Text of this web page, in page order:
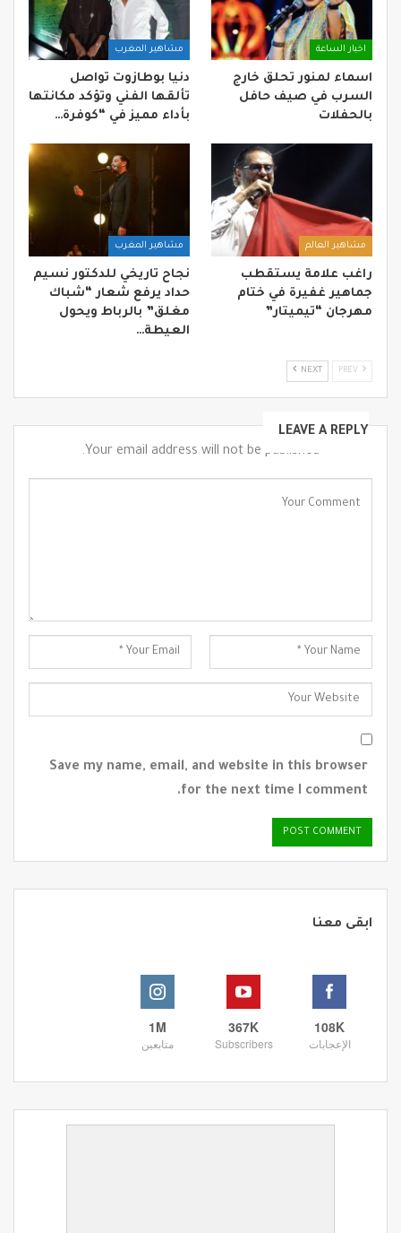
اخبار الساعة
اسماء لمنور تحلق خارج
السرب في صيف حافل
بالحفلات
مشاهير المغرب
دنيا بوطازوت تواصل
تألقها الفني وتؤكد مكانتها
بأداء مميز في “كوفرة…
مشاهير العالم
راغب علامة يستقطب
جماهير غفيرة في ختام
مهرجان “تيميتار”
مشاهير المغرب
نجاح تاريخي للدكتور نسيم
حداد يرفع شعار “شباك
مغلق” بالرباط ويحول
العيطة…
NEXT
LEAVE A REPLY
Your email address will not be published.
Save my name, email, and website in this browser
for the next time I comment.
ابقى معنا
108K
الإعجابات
367K
Subscribers
1M
متابعين